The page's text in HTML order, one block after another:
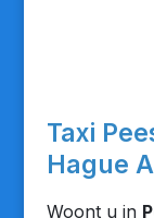
Taxi
Hague
Woont u in